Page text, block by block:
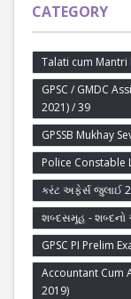
CATEGORY
Talati cum Mantri
GPSC / GMDC
2021) / 39
GPSSB Mukhay
Police Constable
કરંટ અફેર્સ જુલાઈ
શબ્દસમૂહ - શબ્દનો
GPSC PI Prelim
Accountant Cum
2019)